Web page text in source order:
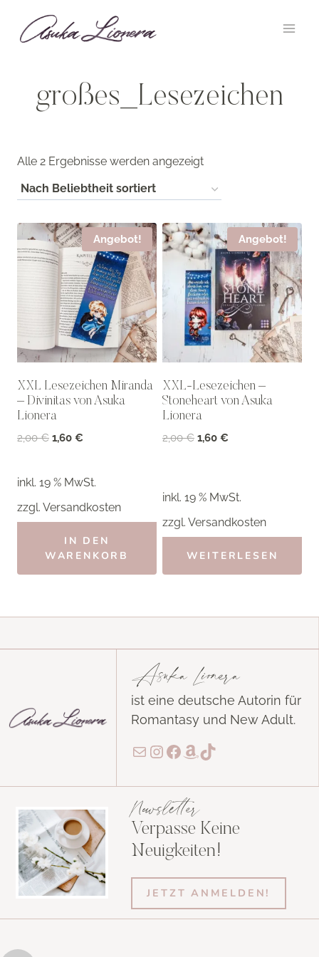
Inhalt
springen
großes_Lesezeichen
Alle 2 Ergebnisse werden angezeigtNach
sortiert
Angebot!
XXL Lesezeichen Miranda
– Divinitas von Asuka
Lionera
2,00€ Ursprünglicher
2,00 €
1,60 €
1,60 €.
inkl. 19 % MwSt.
zzgl. Versandkosten
IN DEN
WARENKORB
Angebot!
XXL-Lesezeichen –
Stoneheart von Asuka
Lionera
2,00€ Ursprünglicher
1,60 €
inkl. 19 % MwSt.
zzgl. Versandkosten
WEITERLESEN
Asuka Lionera
ist eine deutsche Autorin für
Romantasy und New Adult.
E-MailInstagram
Facebook
Amazon
TikTok
Newsletter
Verpasse Keine
Neuigkeiten!
JETZT ANMELDEN!